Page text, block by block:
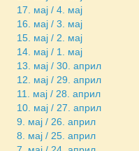
17. мај / 4. мај
16. мај / 3. мај
15. мај / 2. мај
14. мај / 1. мај
13. мај / 30. април
12. мај / 29. април
11. мај / 28. април
10. мај / 27. април
9. мај / 26. април
8. мај / 25. април